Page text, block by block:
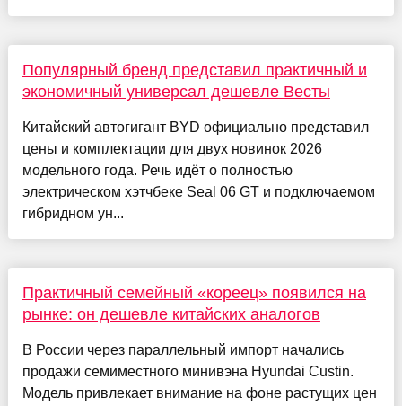
Популярный бренд представил практичный и
экономичный универсал дешевле Весты
Китайский автогигант BYD официально представил
цены и комплектации для двух новинок 2026
модельного года. Речь идёт о полностью
электрическом хэтчбеке Seal 06 GT и подключаемом
гибридном ун...
Практичный семейный «кореец» появился на
рынке: он дешевле китайских аналогов
В России через параллельный импорт начались
продажи семиместного минивэна Hyundai Custin.
Модель привлекает внимание на фоне растущих цен